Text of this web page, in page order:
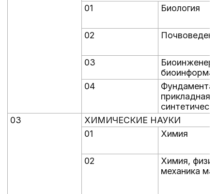
01
Биология
02
03
04
прикладная и
03
ХИМИЧЕСКИЕ НАУКИ
01
Химия
02
Химия,
механика